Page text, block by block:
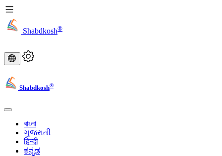
Shabdkosh®
Shabdkosh®
বাংলা
ગુજરાતી
हिन्दी
ಕನ್ನಡ